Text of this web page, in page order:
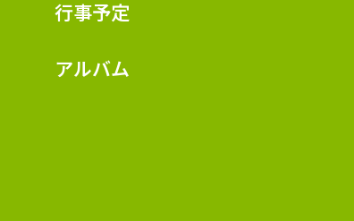
行事予定
アルバム